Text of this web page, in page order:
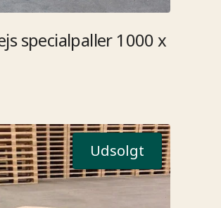
specialpaller 1000 x
Udsolgt